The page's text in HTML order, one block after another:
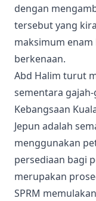
dengan
tersebut yang
maksimum
berkenaan.
Abd Halim turut
sementara
Kebangsaan
Jepun adalah
menggunakan
persediaan bagi
merupakan
SPRM